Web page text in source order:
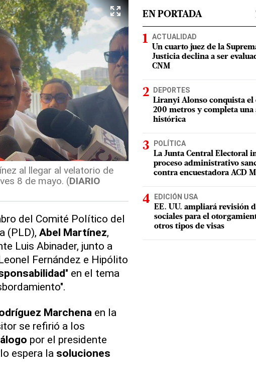
al llegar al velatorio de
8 de mayo. (DIARIO
del Comité Político del
(PLD), Abel Martínez,
Luis Abinader, junto a
Fernández e Hipólito
" en el tema
Marchena en la
se refirió a los
por el presidente
espera la soluciones
EN PORTADA
ACTUALIDAD
Un cuarto juez de la
Justicia declina a ser
CNM
DEPORTES
Liranyi Alonso conquista el
200 metros y completa una
histórica
POLÍTICA
La Junta Central Electoral
proceso administrativo
contra encuestadora ACD
EDICIÓN USA
EE. UU. ampliará revisión
sociales para el
otros tipos de visas